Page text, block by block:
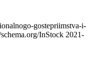
gostepriimstva-i-
InStock 2021-